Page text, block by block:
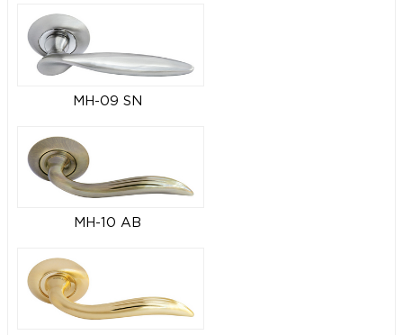
MH-09 SN
MH-10 AB